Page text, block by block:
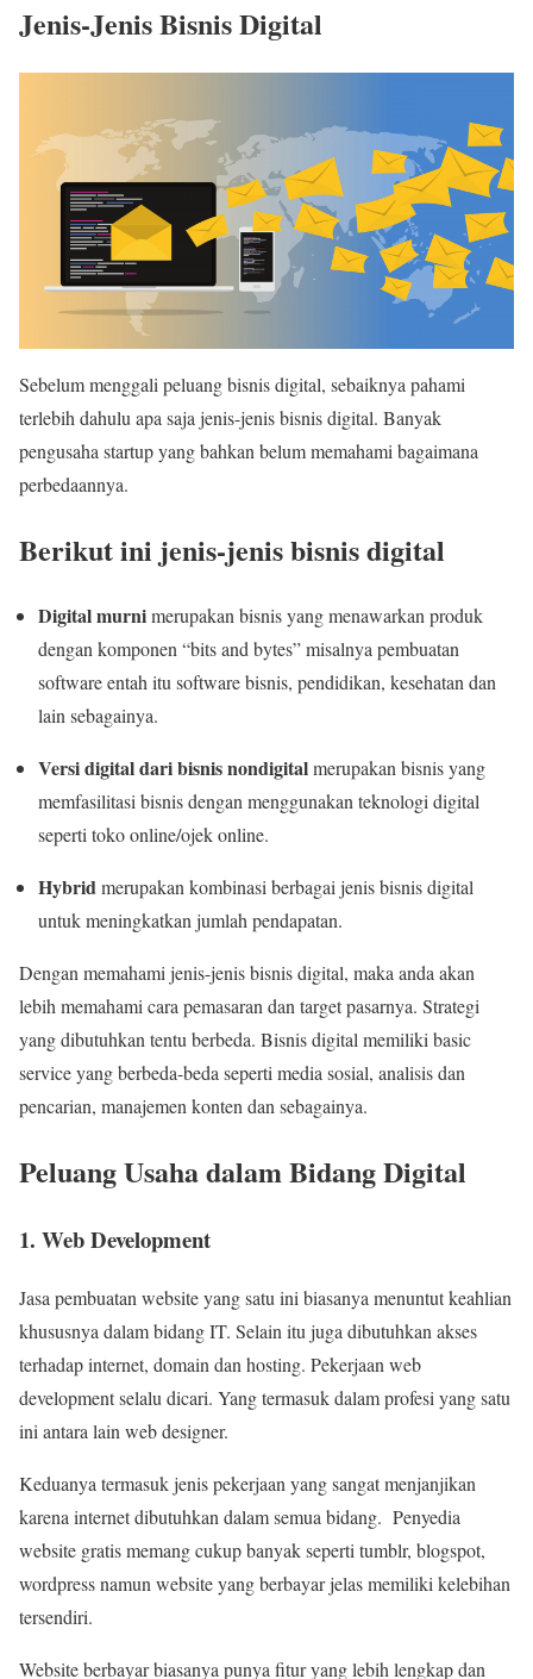
Jenis-Jenis Bisnis Digital
Sebelum menggali peluang bisnis digital, sebaiknya pahami
terlebih dahulu apa saja jenis-jenis bisnis digital. Banyak
pengusaha startup yang bahkan belum memahami bagaimana
perbedaannya.
Berikut ini jenis-jenis bisnis digital
Digital murnimerupakan bisnis yang menawarkan produk
dengan komponen “bits and bytes” misalnya pembuatan
software entah itu software bisnis, pendidikan, kesehatan dan
lain sebagainya.
Versi digital dari bisnis nondigitalmerupakan bisnis yang
memfasilitasi bisnis dengan menggunakan teknologi digital
seperti toko online/ojek online.
Hybridmerupakan kombinasi berbagai jenis bisnis digital
untuk meningkatkan jumlah pendapatan.
Dengan memahami jenis-jenis bisnis digital, maka anda akan
lebih memahami cara pemasaran dan target pasarnya. Strategi
yang dibutuhkan tentu berbeda. Bisnis digital memiliki basic
service yang berbeda-beda seperti media sosial, analisis dan
pencarian, manajemen konten dan sebagainya.
Peluang Usaha dalam Bidang Digital
1. Web Development
Jasa pembuatan website yang satu ini biasanya menuntut keahlian
khususnya dalam bidang IT. Selain itu juga dibutuhkan akses
terhadap internet, domain dan hosting. Pekerjaan web
development selalu dicari. Yang termasuk dalam profesi yang satu
ini antara lain web designer.
Keduanya termasuk jenis pekerjaan yang sangat menjanjikan
karena internet dibutuhkan dalam semua bidang. Penyedia
website gratis memang cukup banyak seperti tumblr, blogspot,
wordpress namun website yang berbayar jelas memiliki kelebihan
tersendiri.
Website berbayar biasanya punya fitur yang lebih lengkap dan